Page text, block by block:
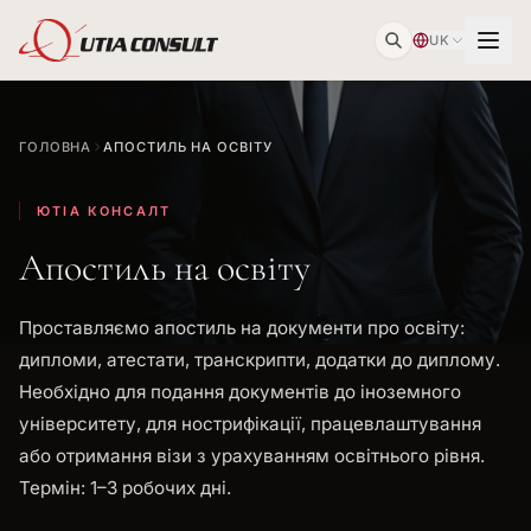
UK
ГОЛОВНА АПОСТИЛЬ НА ОСВІТУ
ЮТІА КОНСАЛТ
Апостиль на освіту
Проставляємо апостиль на документи про освіту:
дипломи, атестати, транскрипти, додатки до диплому.
Необхідно для подання документів до іноземного
університету, для нострифікації, працевлаштування
або отримання візи з урахуванням освітнього рівня.
Термін: 1–3 робочих дні.